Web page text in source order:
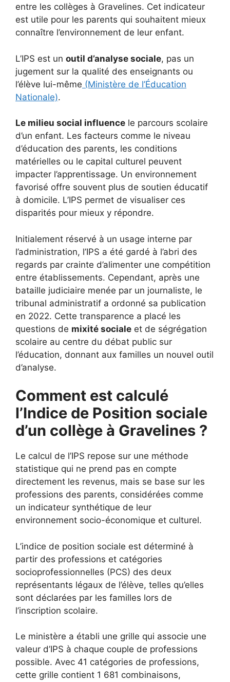
entre les collèges à Gravelines. Cet indicateur
est utile pour les parents qui souhaitent mieux
connaître l’environnement de leur enfant.
L’IPS est un outil d’analyse sociale, pas un
jugement sur la qualité des enseignants ou
l’élève lui-même (Ministère de l’Éducation
Nationale).
Le milieu social influence le parcours scolaire
d’un enfant. Les facteurs comme le niveau
d’éducation des parents, les conditions
matérielles ou le capital culturel peuvent
impacter l’apprentissage. Un environnement
favorisé offre souvent plus de soutien éducatif
à domicile. L’IPS permet de visualiser ces
disparités pour mieux y répondre.
Initialement réservé à un usage interne par
l’administration, l’IPS a été gardé à l’abri des
regards par crainte d’alimenter une compétition
entre établissements. Cependant, après une
bataille judiciaire menée par un journaliste, le
tribunal administratif a ordonné sa publication
en 2022. Cette transparence a placé les
questions de mixité sociale et de ségrégation
scolaire au centre du débat public sur
l’éducation, donnant aux familles un nouvel outil
d’analyse.
Comment est calculé
l’Indice de Position sociale
d’un collège à Gravelines ?
Le calcul de l’IPS repose sur une méthode
statistique qui ne prend pas en compte
directement les revenus, mais se base sur les
professions des parents, considérées comme
un indicateur synthétique de leur
environnement socio-économique et culturel.
L’indice de position sociale est déterminé à
partir des professions et catégories
socioprofessionnelles (PCS) des deux
représentants légaux de l’élève, telles qu’elles
sont déclarées par les familles lors de
l’inscription scolaire.
Le ministère a établi une grille qui associe une
valeur d’IPS à chaque couple de professions
possible. Avec 41 catégories de professions,
cette grille contient 1 681 combinaisons,